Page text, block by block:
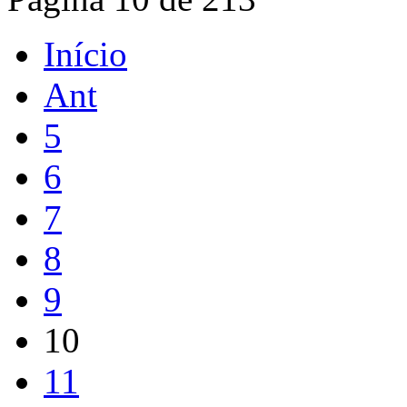
Início
Ant
5
6
7
8
9
10
11